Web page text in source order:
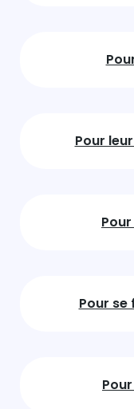
Pour
Pour se